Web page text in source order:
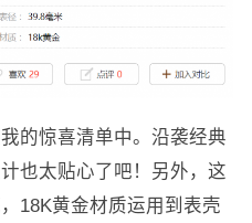
的惊喜清单中。沿袭经典
也太贴心了吧！另外，这
18K黄金材质运用到表壳